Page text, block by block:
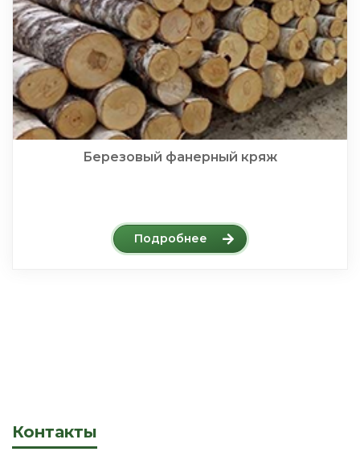
Березовый фанерный кряж
Подробнее
Контакты